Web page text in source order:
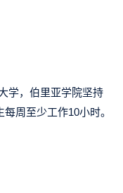
学，伯里亚学院坚持
周至少工作10小时。